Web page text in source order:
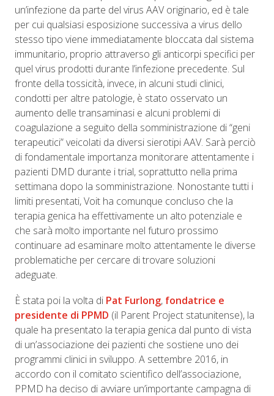
un’infezione da parte del virus AAV originario, ed è tale
per cui qualsiasi esposizione successiva a virus dello
stesso tipo viene immediatamente bloccata dal sistema
immunitario, proprio attraverso gli anticorpi specifici per
quel virus prodotti durante l’infezione precedente. Sul
fronte della tossicità, invece, in alcuni studi clinici,
condotti per altre patologie, è stato osservato un
aumento delle transaminasi e alcuni problemi di
coagulazione a seguito della somministrazione di “geni
terapeutici” veicolati da diversi sierotipi AAV. Sarà perciò
di fondamentale importanza monitorare attentamente i
pazienti DMD durante i trial, soprattutto nella prima
settimana dopo la somministrazione. Nonostante tutti i
limiti presentati, Voit ha comunque concluso che la
terapia genica ha effettivamente un alto potenziale e
che sarà molto importante nel futuro prossimo
continuare ad esaminare molto attentamente le diverse
problematiche per cercare di trovare soluzioni
adeguate.
È stata poi la volta di Pat Furlong, fondatrice e
presidente di PPMD (il Parent Project statunitense), la
quale ha presentato la terapia genica dal punto di vista
di un’associazione dei pazienti che sostiene uno dei
programmi clinici in sviluppo. A settembre 2016, in
accordo con il comitato scientifico dell’associazione,
PPMD ha deciso di avviare un’importante campagna di